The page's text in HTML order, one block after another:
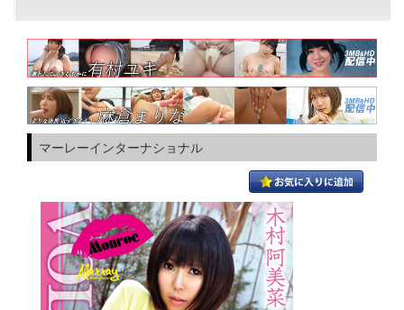
マーレーインターナショナル